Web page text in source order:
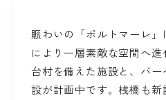
賑わいの「ポルトマーレ
により一層素敵な空間へ
台村を備えた施設と、バ
設が計画中です。桟橋も